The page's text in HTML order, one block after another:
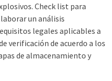
Check list para
un análisis
legales aplicables a
verificación de acuerdo a los
de almacenamiento y